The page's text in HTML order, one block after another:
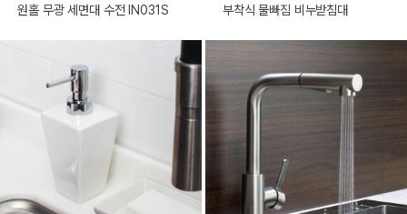
원홀 무광 세면대 수전 IN031S 부착식 물빠짐 비누받침대